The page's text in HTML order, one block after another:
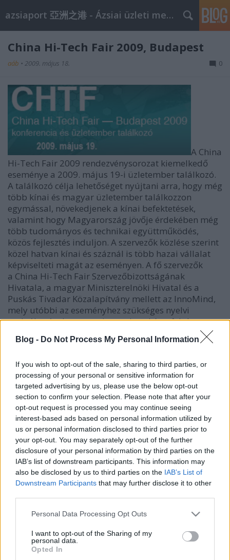
Blog - Do Not Process My Personal Information
If you wish to opt-out of the sale, sharing to third parties, or
processing of your personal or sensitive information for
targeted advertising by us, please use the below opt-out
section to confirm your selection. Please note that after your
opt-out request is processed you may continue seeing
interest-based ads based on personal information utilized by
us or personal information disclosed to third parties prior to
your opt-out. You may separately opt-out of the further
disclosure of your personal information by third parties on the
IAB’s list of downstream participants. This information may
also be disclosed by us to third parties on the IAB’s List of
Downstream Participants that may further disclose it to other
Please note that this website/app uses one or more Google
not limited to your visit or usage behaviour. You may click to
grant or deny consent to Google and its third-party tags to
use your data for below specified purposes in below Google
Personal Data Processing Opt Outs
I want to opt-out of the Sharing of my
personal data.
Opted In
azsiaport 亞洲之港 - Ázsiai üzleti megoldások
China Hi-Tech Fair 2009, Budapest
aáb • 2009. május 18. 0
A China
Hi-Tech Fair 2009 rendezvénysorozat kiemelkedő
eseménye a 2009. május 19-i üzletember találkozó.
A találkozó célja lehetőséget nyújtani arra, hogy még
több kínai és magyar üzletember találkozzon
egymással, növekedjenek a kínai befektetések,
valamint hogy Magyarország jövője érdekében még
több tudományos és technikai együttműködés,
közös fejlesztés induljon. A szervezők közlése szerint
közel hatvan kínai és száznál is több hazai vállalat
képviselteti magát az eseményen. A fő szervezők
a China Hi-Tech Fair Szervezőbizottságának
Hivatala, a magyar Miniszterelnöki Hivatal és a
Puskás Tivadar Közalapítvány mellett az InnoMind,
mely utóbbi az eseményhez szükséges nyelvi
szolgáltatásokra az azsiaport.hu-t kérte fel. Az
azsiaport.hu a felkérés szerint tizenhat kínai-magyar
nyelvpárban tevékenykedő tolmáccsal vesz részt a
A CHTF honlapján olvasható ateljes program, az
üzletember-találkozó 13.30-tól 17.30-ig tart.
A helyszín:
Budapest Marriott Hotel
Apáczai Csere János u. 4.
Budapest, 1052 Hungary
Tel: 36 1 486 5000
Fax: 36 1 486 5005
http://www.marriott.com/hotels/travel/budhu-
budapest-marriott-hotel/